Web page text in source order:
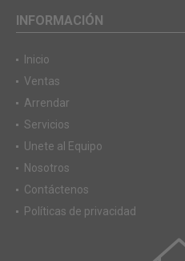
INFORMACIÓN
Inicio
Ventas
Arrendar
Servicios
Unete al Equipo
Nosotros
Contáctenos
Políticas de privacidad